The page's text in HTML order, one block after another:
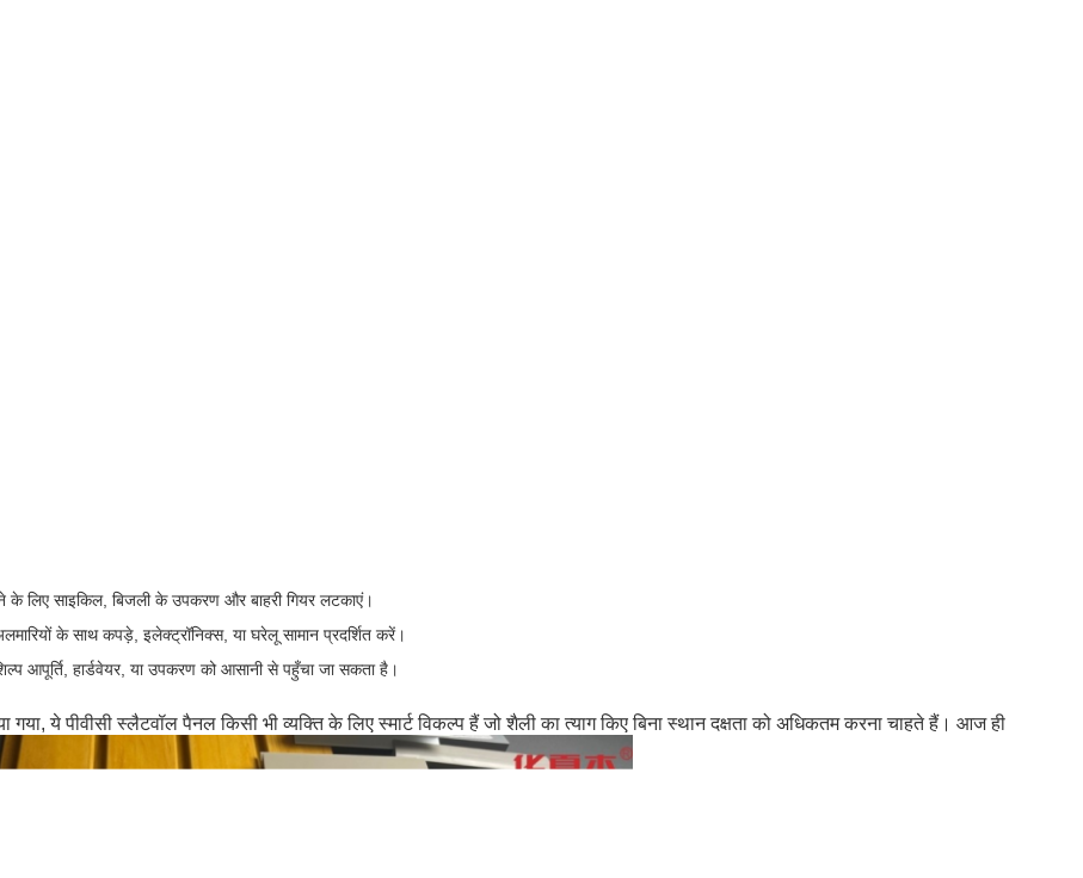
लिए साइकिल, बिजली के उपकरण और बाहरी गियर लटकाएं।
के साथ कपड़े, इलेक्ट्रॉनिक्स, या घरेलू सामान प्रदर्शित करें।
आपूर्ति, हार्डवेयर, या उपकरण को आसानी से पहुँचा जा सकता है।
ये पीवीसी स्लैटवॉल पैनल किसी भी व्यक्ति के लिए स्मार्ट विकल्प हैं जो शैली का त्याग किए बिना स्थान दक्षता को अधिकतम करना चाहते हैं। आज ही